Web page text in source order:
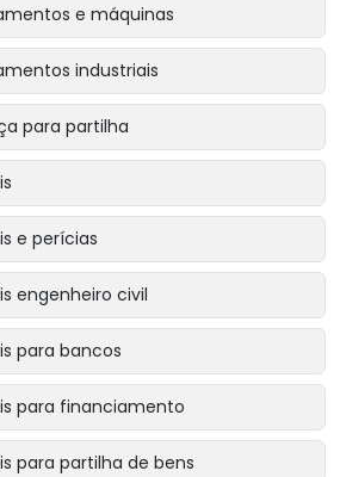
e máquinas
industriais
para partilha
e perícias
engenheiro civil
para bancos
para financiamento
para partilha de bens